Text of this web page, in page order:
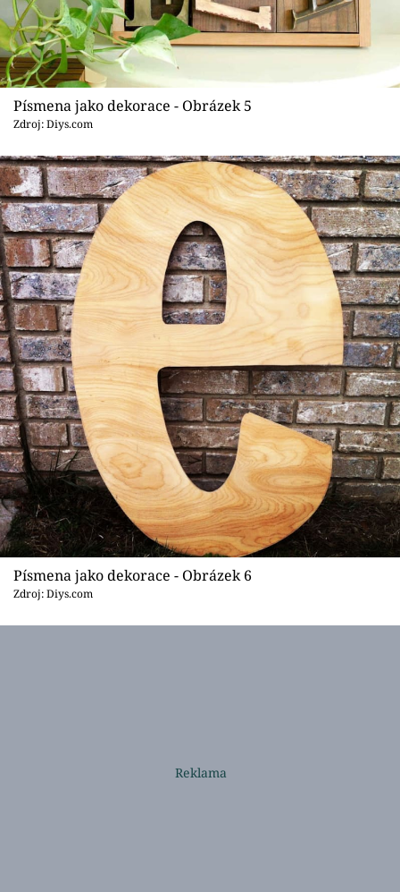
Písmena jako dekorace - Obrázek 5
Zdroj: Diys.com
Písmena jako dekorace - Obrázek 6
Zdroj: Diys.com